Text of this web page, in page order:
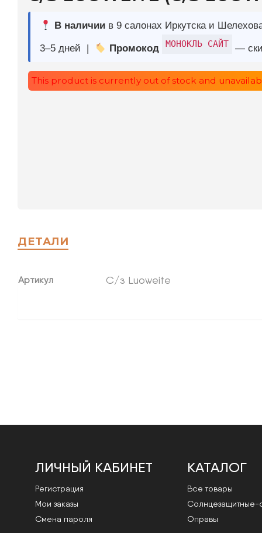
ДЕТАЛИ
Артикул C/з Luoweite
ЛИЧНЫЙ КАБИНЕТ
Регистрация
Мои заказы
Смена пароля
КАТАЛОГ
Все товары
Cолнцезащитные-
Оправы